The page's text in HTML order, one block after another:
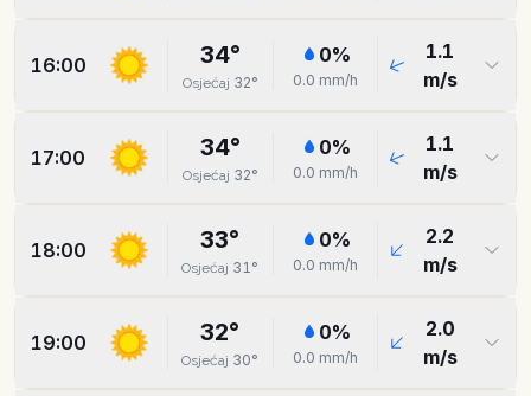
16:00 34°
Osjećaj 32°
0%
0.0 mm/h
1.1
m/s
17:00 34°
Osjećaj 32°
0%
0.0 mm/h
1.1
m/s
18:00 33°
Osjećaj 31°
0%
0.0 mm/h
2.2
m/s
19:00 32°
Osjećaj 30°
0%
0.0 mm/h
2.0
m/s